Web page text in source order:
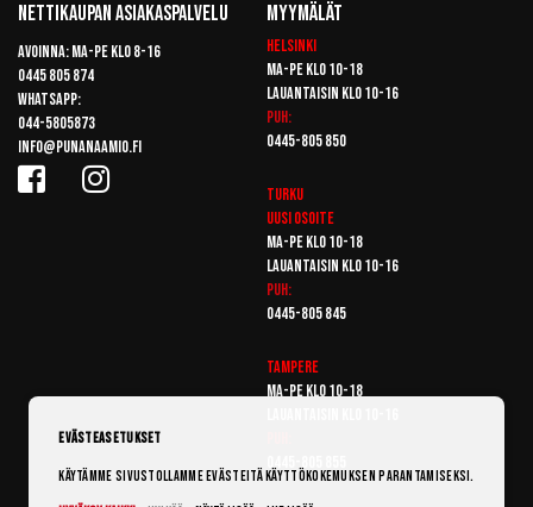
Nettikaupan Asiakaspalvelu
Avoinna: Ma-pe klo 8-16
0445 805 874
Whatsapp:
044-5805873
info@punanaamio.fi
Myymälät
Helsinki
Ma-pe klo 10-18
Lauantaisin klo 10-16
Puh:
0445-805 850
Turku
Uusi osoite
Ma-pe klo 10-18
Lauantaisin klo 10-16
Puh:
0445-805 845
Tampere
Ma-pe klo 10-18
Evästeasetukset
Käytämme sivustollamme evästeitä käyttökokemuksen parantamiseksi.